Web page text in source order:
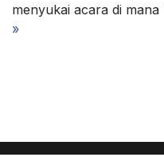
menyukai acara di
»